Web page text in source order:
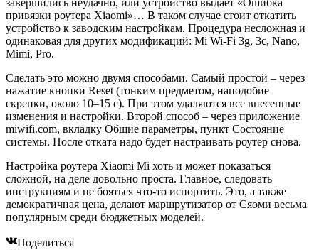
завершились неудачно, или устройство выдает «Ошибка
привязки роутера Xiaomi»… В таком случае стоит откатить
устройство к заводским настройкам. Процедура несложная и
одинаковая для других модификаций: Mi Wi-Fi 3g, 3c, Nano,
Mimi, Pro.
Сделать это можно двумя способами. Самый простой – через
нажатие кнопки Reset (тонким предметом, наподобие
скрепки, около 10–15 с). При этом удаляются все внесенные
изменения и настройки. Второй способ – через приложение
miwifi.com, вкладку Общие параметры, пункт Состояние
системы. После отката надо будет настраивать роутер снова.
Настройка роутера Xiaomi Mi хоть и может показаться
сложной, на деле довольно проста. Главное, следовать
инструкциям и не бояться что-то испортить. Это, а также
демократичная цена, делают маршрутизатор от Сяоми весьма
популярным среди бюджетных моделей.
Поделиться